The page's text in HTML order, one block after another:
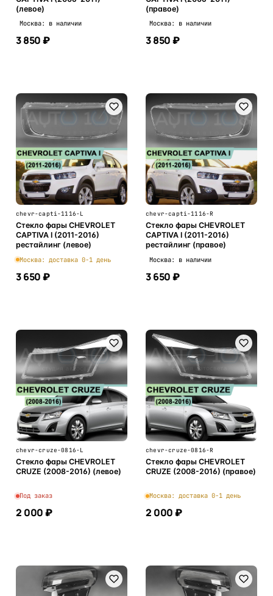
(левое)
Москва: в наличии
3 850 ₽
(правое)
Москва: в наличии
3 850 ₽
chevr-capti-1116-L
Стекло фары CHEVROLET
CAPTIVA I (2011-2016)
рестайлинг (левое)
Москва: доставка 0-1 день
3 650 ₽
chevr-capti-1116-R
Стекло фары CHEVROLET
CAPTIVA I (2011-2016)
рестайлинг (правое)
Москва: в наличии
3 650 ₽
chevr-cruze-0816-L
Стекло фары CHEVROLET
CRUZE (2008-2016) (левое)
Под заказ
2 000 ₽
chevr-cruze-0816-R
Стекло фары CHEVROLET
CRUZE (2008-2016) (правое)
Москва: доставка 0-1 день
2 000 ₽